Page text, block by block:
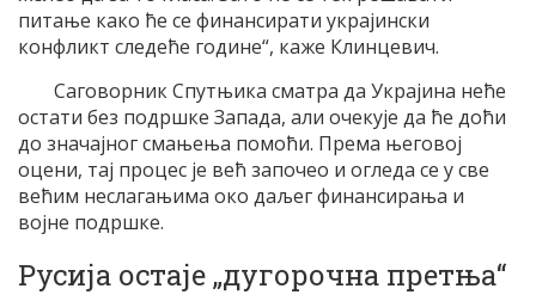
питање како ће се финансирати украјински
конфликт следеће године“, каже Клинцевич.
Саговорник Спутњика сматра да Украјина неће
остати без подршке Запада, али очекује да ће доћи
до значајног смањења помоћи. Према његовој
оцени, тај процес је већ започео и огледа се у све
већим неслагањима око даљег финансирања и
војне подршке.
Русија остаје „дугорочна претња“